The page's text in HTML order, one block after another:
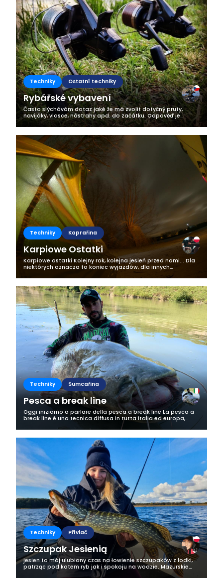
Techniky Ostatní techniky
Rybářské vybavení
Často slýchávám dotaz jaké že má zvolit dotyčný pruty,
navijáky, vlasce, nástrahy apd. do začátku. Odpověď je
celkem složitá, protože né každý člověk je stejný a tak je tomu
i u rybářů. Víte někdo...
Techniky Kaprařina
Karpiowe Ostatki
Karpiowe ostatki Kolejny rok, kolejna jesień przed nami... Dla
niektórych oznacza to koniec wyjazdów, dla innych
upragniony odpoczynek nad wodą. A do której grupy Wy się
zaliczacie? Warto?...
Techniky Sumcařina
Pesca a break line
Oggi iniziamo a parlare della pesca a break line La pesca a
break line è una tecnica diffusa in tutta italia ed europa,
praticata dai più esperti ai meno esperti nell’ambito di
pesca al siluro...
Techniky Přívlač
Szczupak Jesienią
jesien to mój ulubiony czas na łowienie szczupaków z lodki,
patrząc pod katem ryb jak i spokoju na wodzie. Mazurskie
jeziora w okresie letnim to ciągła walka o kawałek
spokojnego miejsca do...